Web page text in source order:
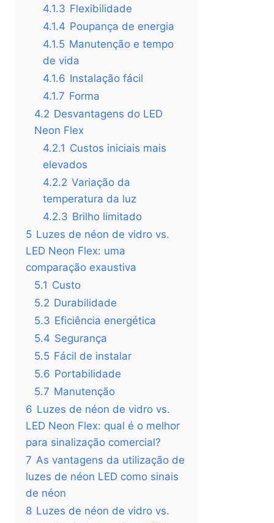
4.1.3 Flexibilidade
4.1.4 Poupança de energia
4.1.5 Manutenção e tempo
de vida
4.1.6 Instalação fácil
4.1.7 Forma
4.2 Desvantagens do LED
Neon Flex
4.2.1 Custos iniciais mais
elevados
4.2.2 Variação da
temperatura da luz
4.2.3 Brilho limitado
5 Luzes de néon de vidro vs.
LED Neon Flex: uma
comparação exaustiva
5.1 Custo
5.2 Durabilidade
5.3 Eficiência energética
5.4 Segurança
5.5 Fácil de instalar
5.6 Portabilidade
5.7 Manutenção
6 Luzes de néon de vidro vs.
LED Neon Flex: qual é o melhor
para sinalização comercial?
7 As vantagens da utilização de
luzes de néon LED como sinais
de néon
8 Luzes de néon de vidro vs.